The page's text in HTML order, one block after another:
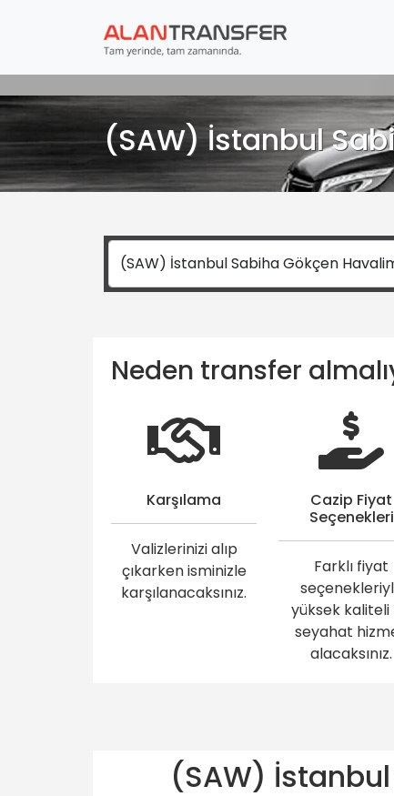
(SAW) İstanbul
Neden transfer
Karşılama
Valizlerinizi alıp
çıkarken isminizle
karşılanacaksınız.
Cazip Fiyat
Seçenekleri
Farklı fiyat
yüksek kaliteli
seyahat
alacaksınız.
(SAW)